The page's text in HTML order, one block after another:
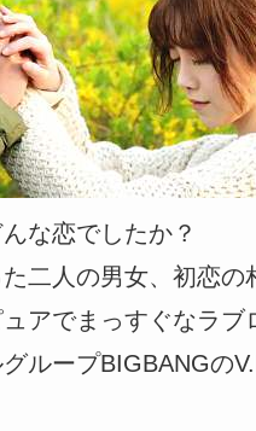
な恋でしたか？
二人の男女、初恋の
アでまっすぐなラブ
ループBIGBANGの